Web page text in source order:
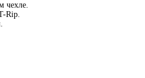
чехле.
Rip.